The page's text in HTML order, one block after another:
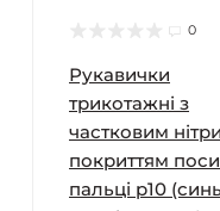
0
Рукавички
трикотажні з
частковим
покриттям
пальці р10